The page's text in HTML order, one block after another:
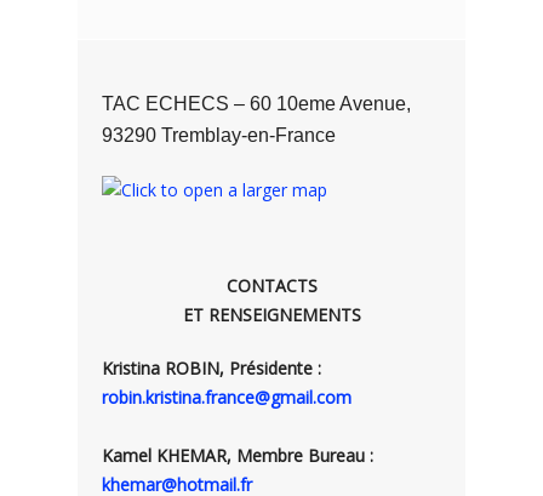
TAC ECHECS – 60 10eme Avenue,
93290 Tremblay-en-France
CONTACTS
ET RENSEIGNEMENTS
Kristina ROBIN, Présidente :
robin.kristina.france@gmail.com
Kamel KHEMAR, Membre Bureau :
khemar@hotmail.fr